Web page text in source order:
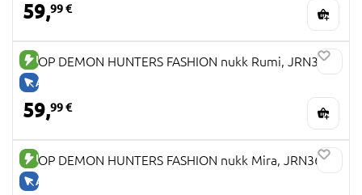
59,99 €
UUS TOODE
AINULT VEEBIS
KPOP DEMON HUNTERS FASHION nukk Rumi, JRN35
59,99 €
UUS TOODE
AINULT VEEBIS
KPOP DEMON HUNTERS FASHION nukk Mira, JRN36